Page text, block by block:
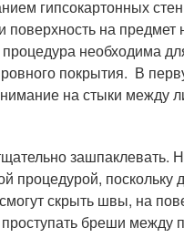
гипсокартонных
поверхность на предмет
процедура необходима
ровного покрытия. В
на стыки между
зашпаклевать.
процедурой, поскольку
скрыть швы, на
проступать бреши между